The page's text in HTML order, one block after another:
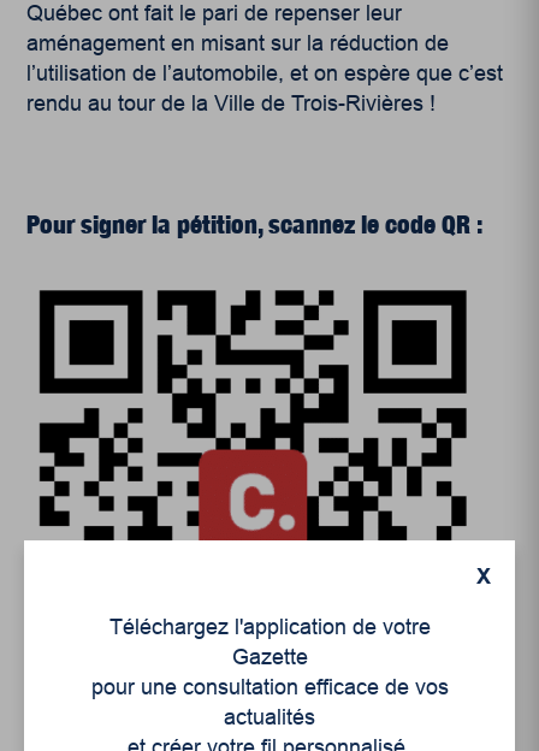
Québec ont fait le pari de repenser leur
aménagement en misant sur la réduction de
l’utilisation de l’automobile, et on espère que c’est
rendu au tour de la Ville de Trois-Rivières !
Pour signer la pétition, scannez le code QR :
X
Téléchargez l'application de votre
Gazette
pour une consultation efficace de vos
actualités